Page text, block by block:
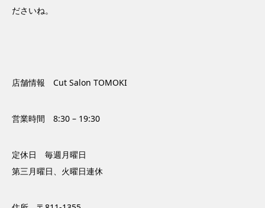
ださいね。
店舗情報 Cut Salon TOMOKI
営業時間 8:30 – 19:30
定休日 毎週月曜日
第三月曜日、火曜日連休